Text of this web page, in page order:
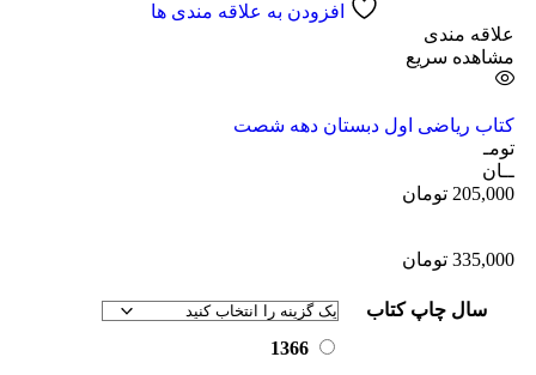
افزودن به علاقه مندی ها
علاقه مندی
مشاهده سریع
کتاب ریاضی اول دبستان دهه شصت
تومـ
ــان
205,000 تومان
335,000 تومان
سال چاپ کتاب
1366